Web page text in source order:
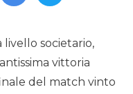
societario,
vittoria
del match vinto